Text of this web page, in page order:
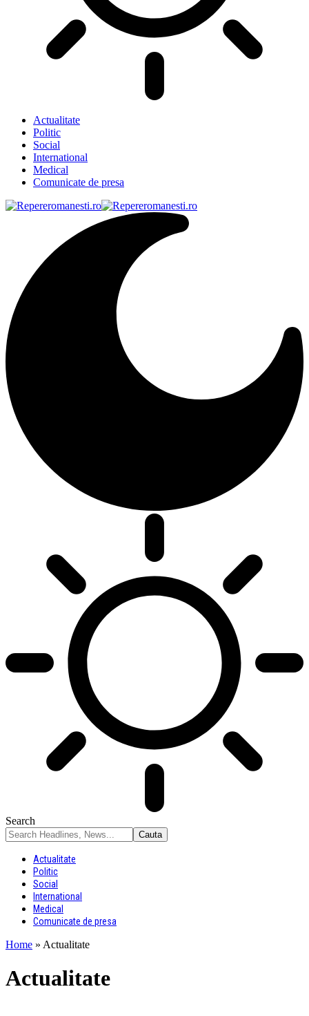
Actualitate
Politic
Social
International
Medical
Comunicate de presa
Search
Actualitate
Politic
Social
International
Medical
Comunicate de presa
Home » Actualitate
Actualitate